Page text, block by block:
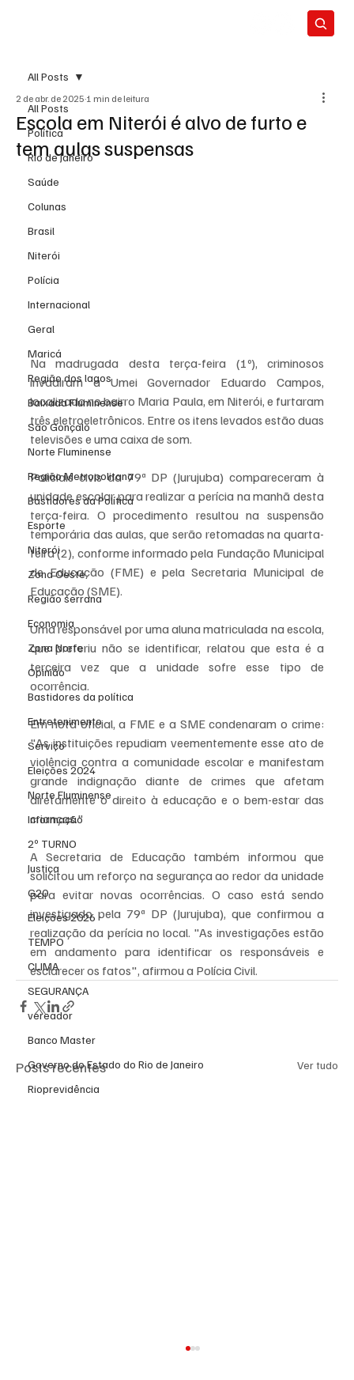
All Posts
Política
Rio de Janeiro
Saúde
Colunas
Brasil
Niterói
Polícia
Internacional
Geral
Maricá
Região dos lagos
Baixada Fluminense
São Gonçalo
Norte Fluminense
Região Metropolitana
Bastidores da Política
Esporte
Niterói
Zona Oeste
Região serrana
Economia
Zona Norte
Opinião
Bastidores da política
Entretenimento
Serviço
Eleições 2024
Norte Fluminense
Informação
2º TURNO
Justiça
G20
Eleições 2026
TEMPO
CLIMA
SEGURANÇA
vereador
Banco Master
Governo do Estado do Rio de Janeiro
Rioprevidência
All Posts
Escola em Niterói é alvo de furto e
tem aulas suspensas
2 de abr. de 2025 1 min de leitura
Na madrugada desta terça-feira (1º), criminosos
invadiram a Umei Governador Eduardo Campos,
localizada no bairro Maria Paula, em Niterói, e furtaram
três eletroeletrônicos. Entre os itens levados estão duas
televisões e uma caixa de som.
Policiais civis da 79ª DP (Jurujuba) compareceram à
unidade escolar para realizar a perícia na manhã desta
terça-feira. O procedimento resultou na suspensão
temporária das aulas, que serão retomadas na quarta-
feira (2), conforme informado pela Fundação Municipal
de Educação (FME) e pela Secretaria Municipal de
Educação (SME).
Uma responsável por uma aluna matriculada na escola,
que preferiu não se identificar, relatou que esta é a
terceira vez que a unidade sofre esse tipo de
ocorrência.
Em nota oficial, a FME e a SME condenaram o crime:
"As instituições repudiam veementemente esse ato de
violência contra a comunidade escolar e manifestam
grande indignação diante de crimes que afetam
diretamente o direito à educação e o bem-estar das
crianças."
A Secretaria de Educação também informou que
solicitou um reforço na segurança ao redor da unidade
para evitar novas ocorrências. O caso está sendo
investigado pela 79ª DP (Jurujuba), que confirmou a
realização da perícia no local. "As investigações estão
em andamento para identificar os responsáveis e
esclarecer os fatos", afirmou a Polícia Civil.
Posts recentes Ver tudo